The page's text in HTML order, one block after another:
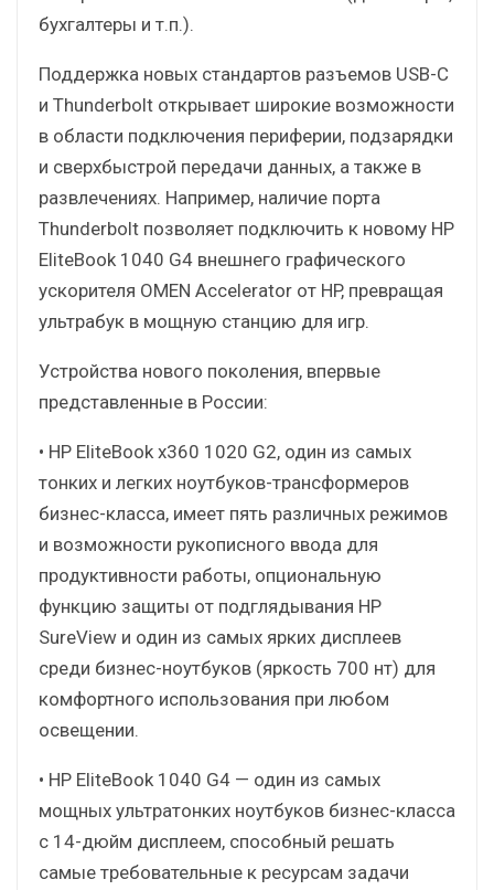
бухгалтеры и т.п.).
Поддержка новых стандартов разъемов USB-C
и Thunderbolt открывает широкие возможности
в области подключения периферии, подзарядки
и сверхбыстрой передачи данных, а также в
развлечениях. Например, наличие порта
Thunderbolt позволяет подключить к новому HP
EliteBook 1040 G4 внешнего графического
ускорителя OMEN Accelerator от HP, превращая
ультрабук в мощную станцию для игр.
Устройства нового поколения, впервые
представленные в России:
• HP EliteBook x360 1020 G2, один из самых
тонких и легких ноутбуков-трансформеров
бизнес-класса, имеет пять различных режимов
и возможности рукописного ввода для
продуктивности работы, опциональную
функцию защиты от подглядывания HP
SureView и один из самых ярких дисплеев
среди бизнес-ноутбуков (яркость 700 нт) для
комфортного использования при любом
освещении.
• HP EliteBook 1040 G4 — один из самых
мощных ультратонких ноутбуков бизнес-класса
с 14-дюйм дисплеем, способный решать
самые требовательные к ресурсам задачи